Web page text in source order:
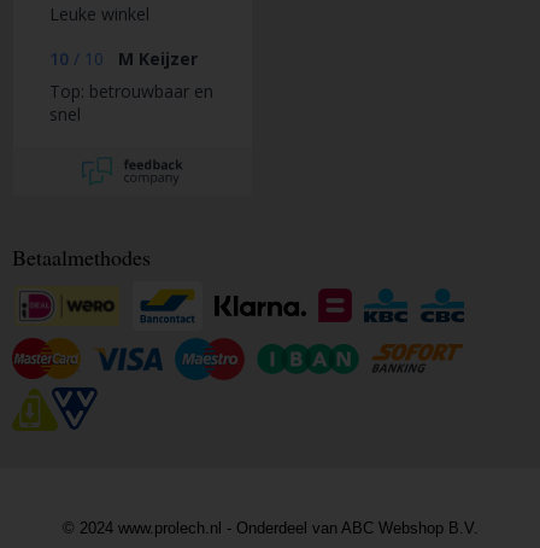
Leuke winkel
10 / 10
M Keijzer
Top: betrouwbaar en
snel
Betaalmethodes